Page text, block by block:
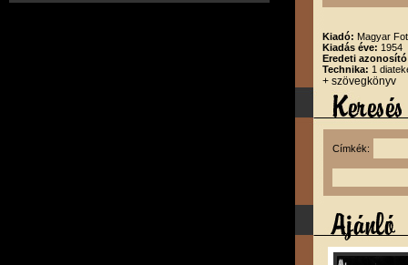
Kiadó: Magyar
Kiadás éve: 1954
Eredeti
Technika: 1
+ szövegkönyv
Címkék: